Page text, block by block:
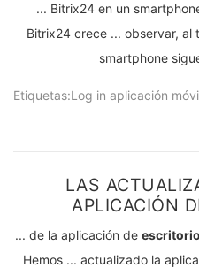
... Bitrix24 en un
Bitrix24 crece ... observar, al
smartphone
Etiquetas:Log in aplicación
LAS
APLICACIÓN
... de la aplicación de escritorio
Hemos ... actualizado la